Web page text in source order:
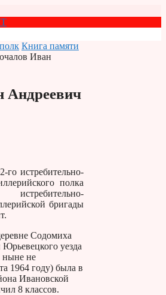
Книга памяти
Иван
Андреевич
истребительно-
полка
бригады
Содомиха
уезда
ныне не
1964 году) была в
Ивановской
8 классов.